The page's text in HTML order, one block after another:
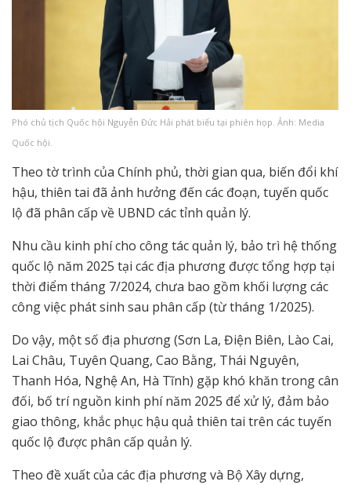
Phó chủ tịch Quốc hội Nguyễn Đức Hải phát biểu tại phiên họp. Ảnh: Media
Quốc hội.
Theo tờ trình của Chính phủ, thời gian qua, biến đổi khí
hậu, thiên tai đã ảnh hưởng đến các đoạn, tuyến quốc
lộ đã phân cấp về UBND các tỉnh quản lý.
Nhu cầu kinh phí cho công tác quản lý, bảo trì hệ thống
quốc lộ năm 2025 tại các địa phương được tổng hợp tại
thời điểm tháng 7/2024, chưa bao gồm khối lượng các
công việc phát sinh sau phân cấp (từ tháng 1/2025).
Do vậy, một số địa phương (Sơn La, Điện Biên, Lào Cai,
Lai Châu, Tuyên Quang, Cao Bằng, Thái Nguyên,
Thanh Hóa, Nghệ An, Hà Tĩnh) gặp khó khăn trong cân
đối, bố trí nguồn kinh phí năm 2025 để xử lý, đảm bảo
giao thông, khắc phục hậu quả thiên tai trên các tuyến
quốc lộ được phân cấp quản lý.
Theo đề xuất của các địa phương và Bộ Xây dựng,